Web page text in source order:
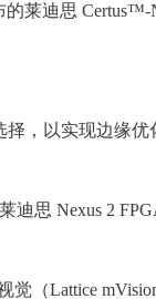
莱迪思
，以实现边缘
思 Nexus 2
（Lattice